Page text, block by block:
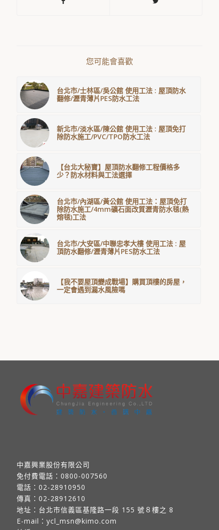
您可能會喜歡
台北市/士林區/吳公館 使用工法 : 屋頂防水
翻修/瀝青薄片PES防水工法
新北市/淡水區/陳公館 使用工法 : 屋頂免打
除防水施工/PVC/TPO防水工法
【台北大秘寶】屋頂防水翻修工程價格多
少？防水材料與工法選擇
台北市/內湖區/黃公館 使用工法：屋頂免打
除防水施工/4mm礦石面改質瀝青防水毯(熱
熔毯)工法
台北市/大安區/中聯忠孝大樓 使用工法 : 屋
頂防水翻修/瀝青薄片PES防水工法
【我不要屋頂變成戰場】購買頂樓的房屋，
一定會遇到漏水風險嗎
中嘉興業股份有限公司
免付費電話： 0800-007560
電話： 02-28910950
傳真： 02-28912610
地址： 台北市信義區基隆路一段 155 號８樓之 8
E-mail： ycl_msn@kimo.com